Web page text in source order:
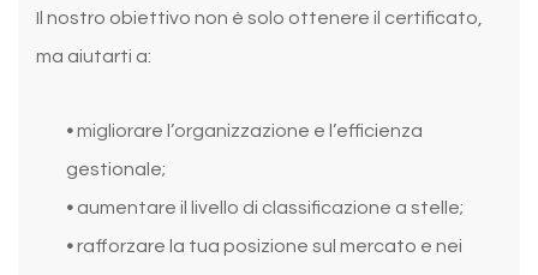
Il nostro obiettivo non è solo ottenere il certificato,
ma aiutarti a:
•migliorare l’organizzazione e l’efficienza
gestionale;
• aumentare il livello di classificazione a stelle;
•rafforzare la tua posizione sul mercato e nei